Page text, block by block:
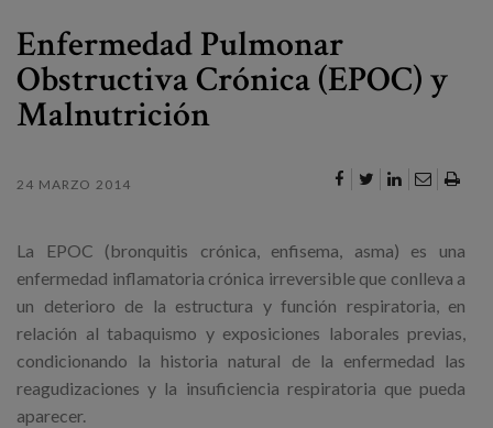
Canal de denuncias
es
Enfermedad Pulmonar
Obstructiva Crónica (EPOC) y
Malnutrición
24 MARZO 2014
La EPOC (bronquitis crónica, enfisema, asma) es una
enfermedad inflamatoria crónica irreversible que conlleva a
un deterioro de la estructura y función respiratoria, en
relación al tabaquismo y exposiciones laborales previas,
condicionando la historia natural de la enfermedad las
reagudizaciones y la insuficiencia respiratoria que pueda
aparecer.